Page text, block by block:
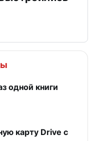
одной книги
карту Drive с